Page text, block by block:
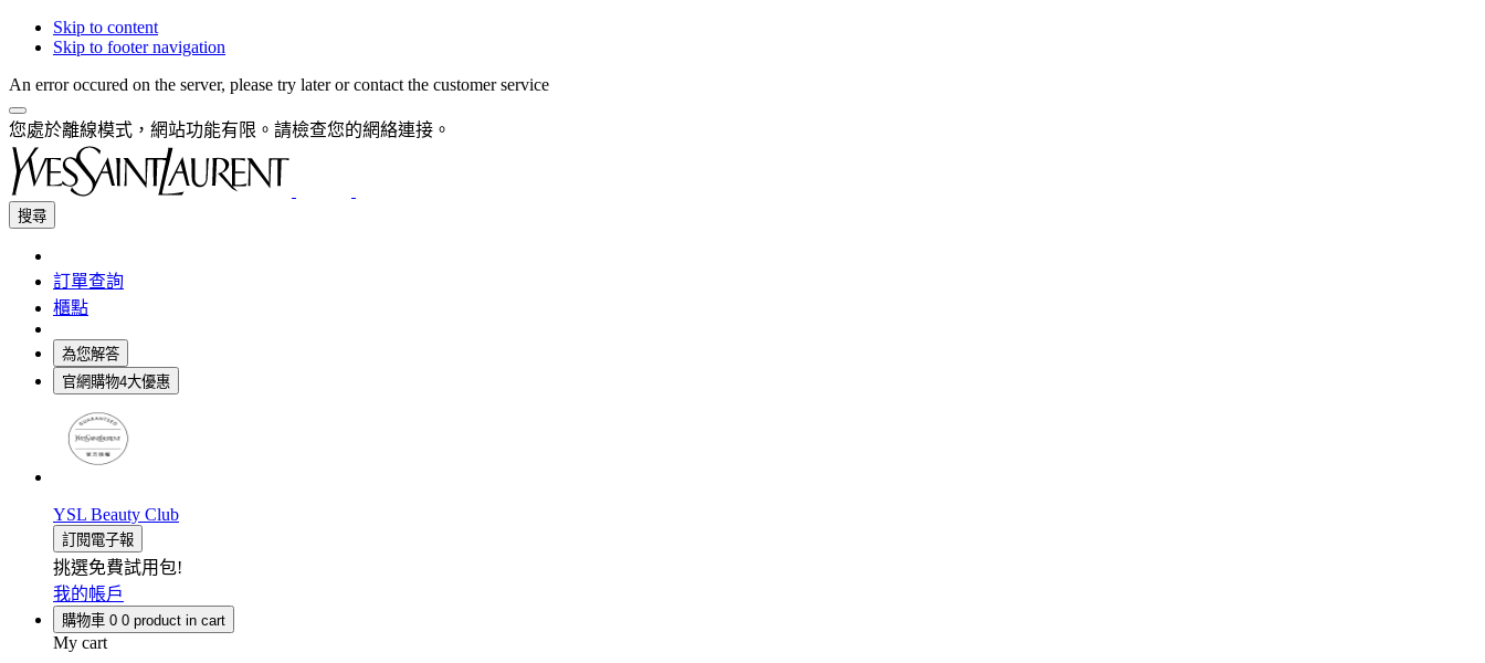
Skip to content
Skip to footer navigation
An error occured on the server, please try later or contact the customer service
您處於離線模式，網站功能有限。請檢查您的網絡連接。
搜尋
訂單查詢
櫃點
為您解答
官網購物4大優惠
YSL Beauty Club
訂閱電子報
挑選免費試用包!
我的帳戶
購物車 0 0 product in cart
My cart